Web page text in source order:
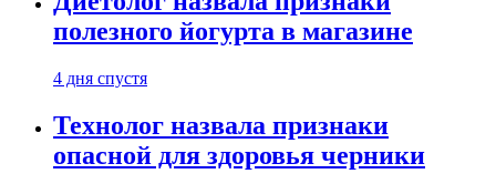
полезного йогурта в магазине
4 дня спустя
Технолог назвала признаки
опасной для здоровья черники